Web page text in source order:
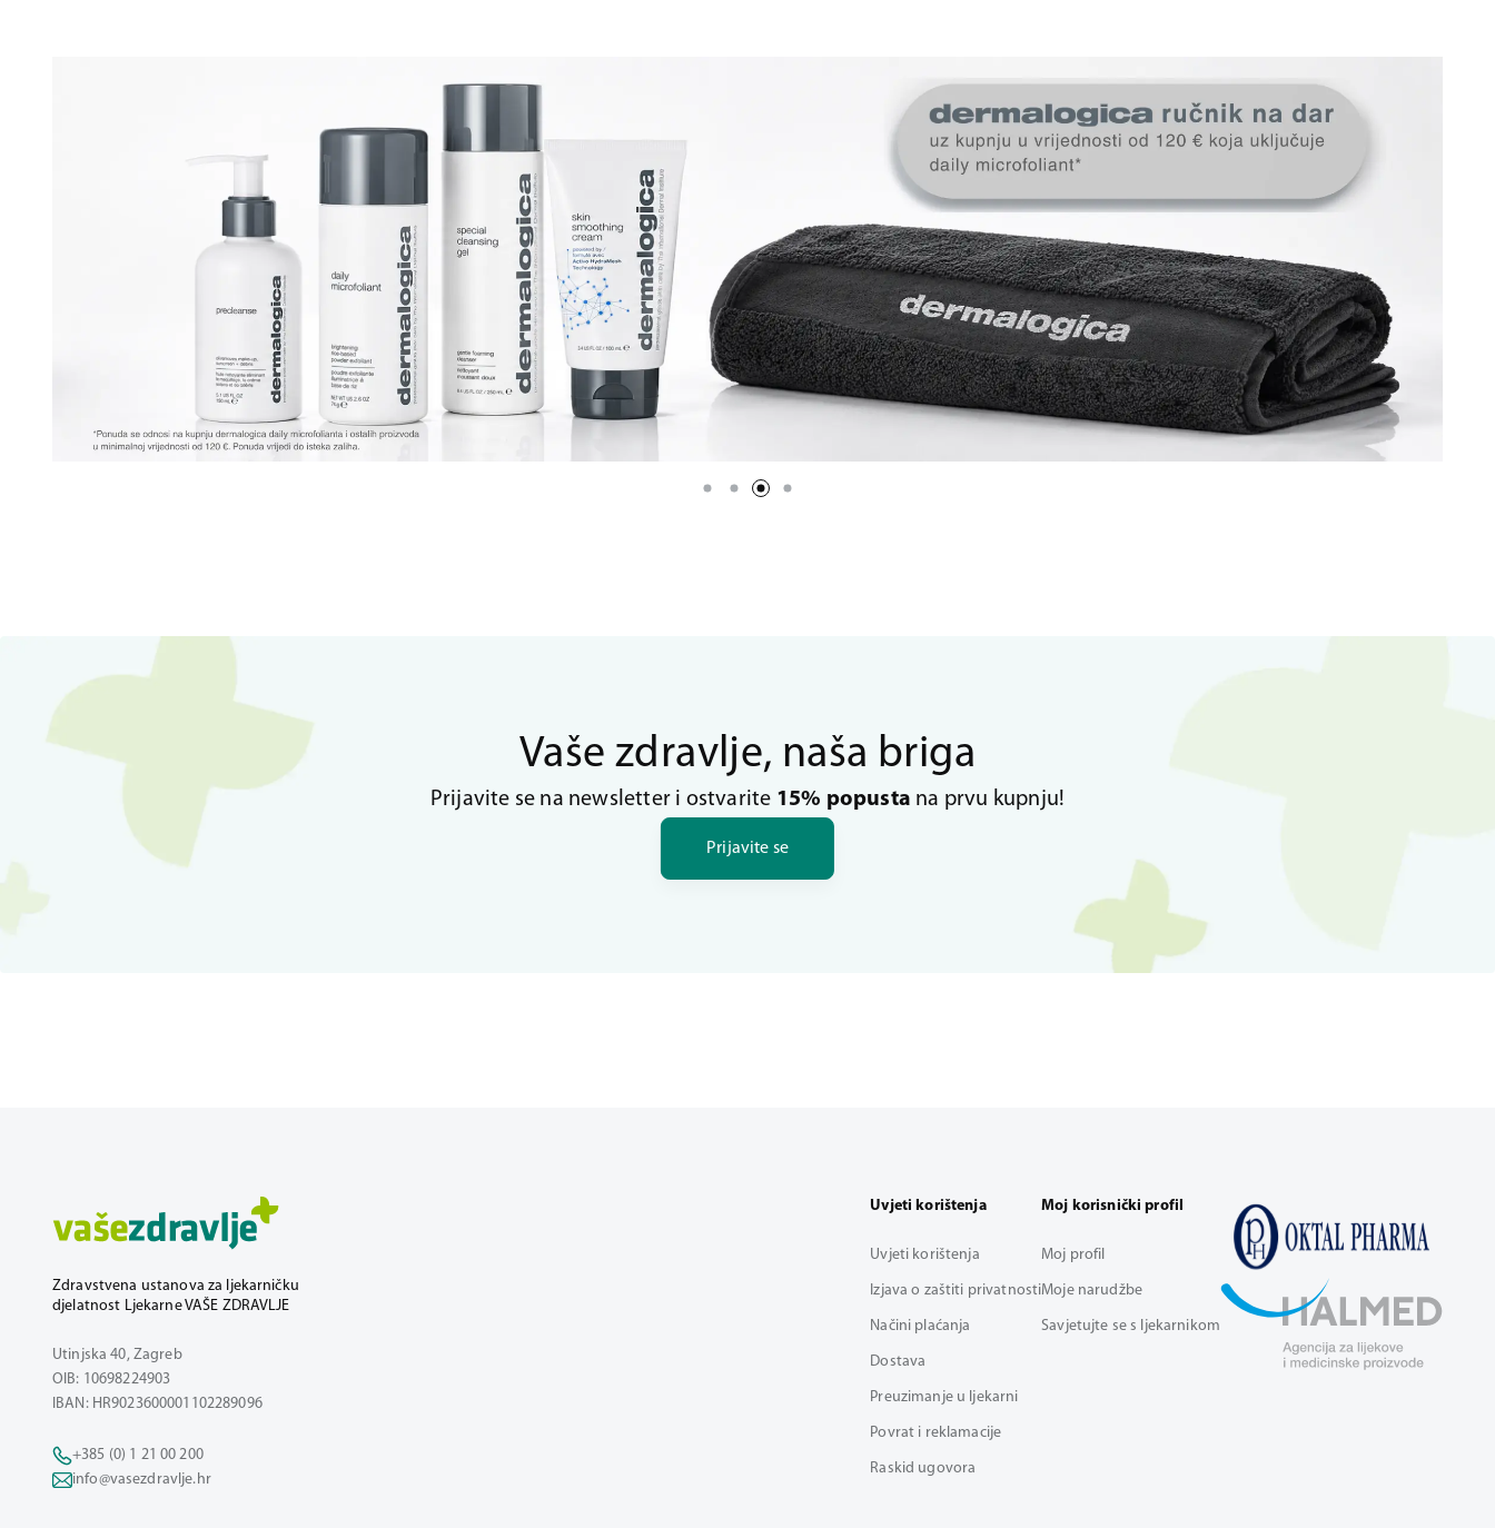
Vaše zdravlje, naša briga
Prijavite se na newsletter i ostvarite 15% popusta na prvu kupnju!
Prijavite se
Zdravstvena ustanova za ljekarničku
djelatnost Ljekarne VAŠE ZDRAVLJE
Utinjska 40, Zagreb
OIB: 10698224903
IBAN: HR9023600001102289096
+385 (0) 1 21 00 200
info@vasezdravlje.hr
Uvjeti korištenja
Uvjeti korištenja
Izjava o zaštiti privatnosti
Načini plaćanja
Dostava
Preuzimanje u ljekarni
Povrat i reklamacije
Raskid ugovora
Moj korisnički profil
Moj profil
Moje narudžbe
Savjetujte se s ljekarnikom